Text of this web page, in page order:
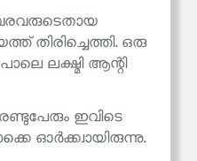
തിരിച്ചെത്തി. ഒരു
ലക്ഷ്മി ആന്റി
ഇവിടെ
ഓർക്ക്വായിരുന്നു.